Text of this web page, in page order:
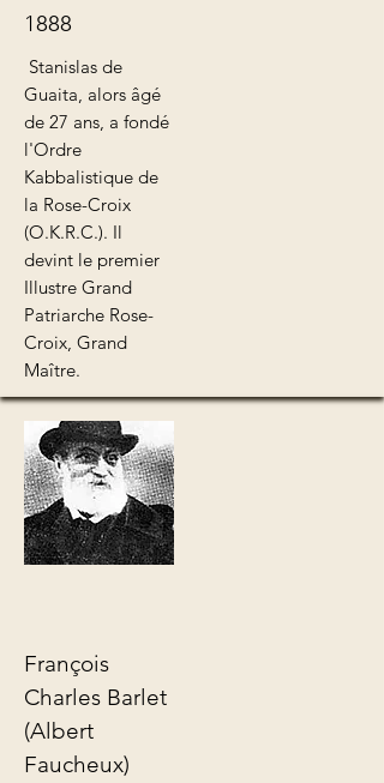
1888
Stanislas de
Guaita, alors âgé
de 27 ans, a fondé
l'Ordre
Kabbalistique de
la Rose-Croix
(O.K.R.C.). Il
devint le premier
Illustre Grand
Patriarche Rose-
Croix, Grand
Maître.
François
Charles Barlet
(Albert
Faucheux)